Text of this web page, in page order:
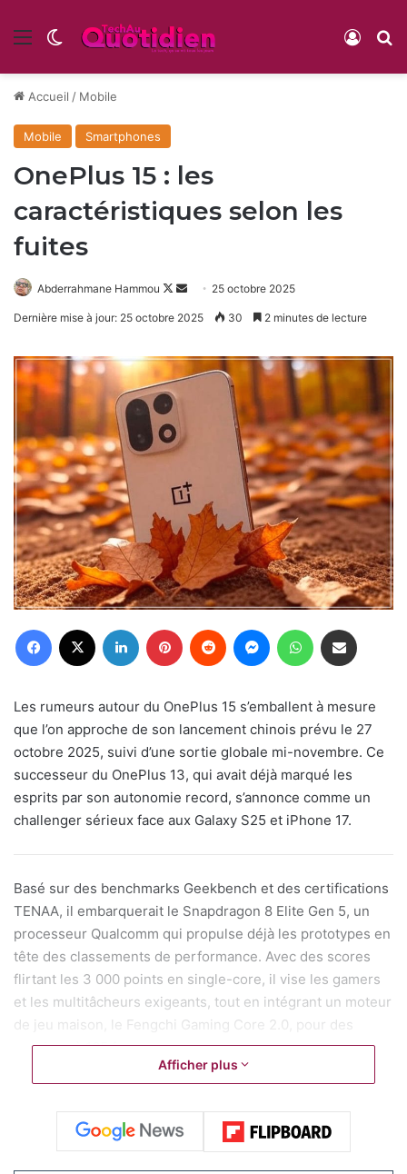
Menu Switch skin
Accueil / Mobile
Mobile Smartphones
OnePlus 15 : les
caractéristiques selon les
fuites
Abderrahmane Hammou
Follow
Envoyer25 octobre 2025
Dernière mise à jour: 25 octobre 2025 30 2 minutes de lecture
Facebook Linkedin Pinterest Reddit MessengerWhatsApp
Les rumeurs autour du OnePlus 15 s’emballent à mesure
que l’on approche de son lancement chinois prévu le 27
octobre 2025, suivi d’une sortie globale mi-novembre. Ce
successeur du OnePlus 13, qui avait déjà marqué les
esprits par son autonomie record, s’annonce comme un
challenger sérieux face aux Galaxy S25 et iPhone 17.
Basé sur des benchmarks Geekbench et des certifications
TENAA, il embarquerait le Snapdragon 8 Elite Gen 5, un
processeur Qualcomm qui propulse déjà les prototypes en
tête des classements de performance. Avec des scores
flirtant les 3 000 points en single-core, il vise les gamers
et les multitâcheurs exigeants, tout en intégrant un moteur
de jeu maison, le Fengchi Gaming Core 2.0, pour des
sessions à 165 fps.
panneau OLED LTPO de 6,78 pouces en résolution 1,5K
(2772 x 1272 pixels), contre le 2K du prédécesseur. Ce
Afficher plus